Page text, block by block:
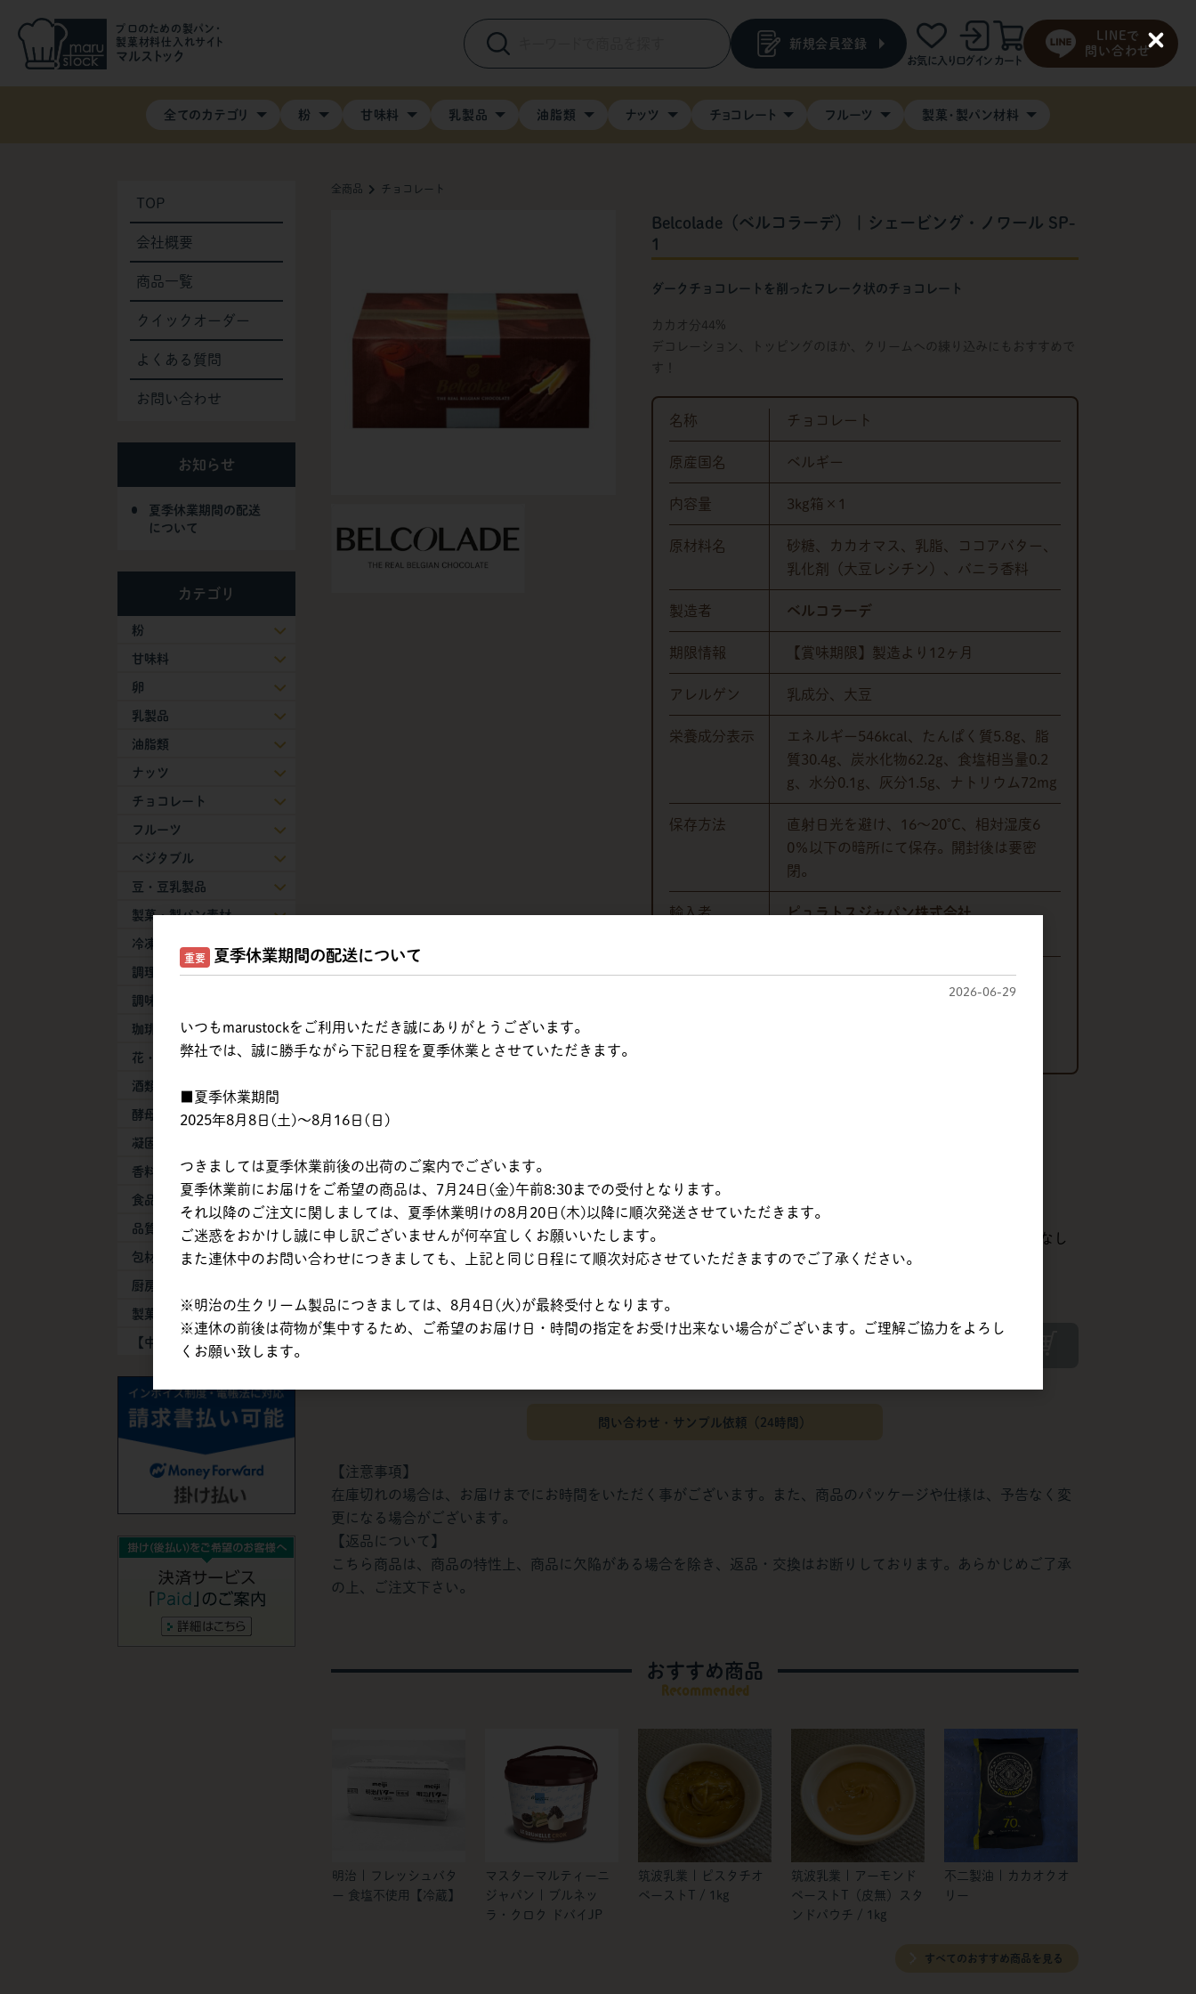
プロのための製パン・
製菓材料仕入れサイト
マルストック
新規会員登録
お気に入り ログイン カート
LINEで
問い合わせ
全てのカテゴリ 粉 甘味料 乳製品 油脂類 ナッツ チョコレート フルーツ 製菓・製パン材料
全商品 チョコレート
Belcolade（ベルコラーデ） | シェービング・ノワール SP-
1
ダークチョコレートを削ったフレーク状のチョコレート
カカオ分44%
デコレーション、トッピングのほか、クリームへの練り込みにもおすすめで
す！
名称 チョコレート
原産国名 ベルギー
内容量 3kg箱×1
原材料名
砂糖、カカオマス、乳脂、ココアバター、
乳化剤（大豆レシチン）、バニラ香料
製造者 ベルコラーデ
期限情報 【賞味期限】製造より12ヶ月
アレルゲン 乳成分、大豆
栄養成分表示
エネルギー546kcal、たんぱく質5.8g、脂
質30.4g、炭水化物62.2g、食塩相当量0.2
g、水分0.1g、灰分1.5g、ナトリウム72mg
保存方法
直射日光を避け、16～20℃、相対湿度6
0％以下の暗所にて保存。開封後は要密
閉。
輸入者
ピュラトスジャパン株式会社
販売者
【直納】ピュラトス【法人・個人とも可能】
3kg
軽減税率対象 制限なし
※税込価格は目安です。最終的な消費税額は税抜合計額から計算されるため、変動する場合があります。
問い合わせ・サンプル依頼（24時間）
【注意事項】
在庫切れの場合は、お届けまでにお時間をいただく事がございます。また、商品のパッケージや仕様は、予告なく変
更になる場合がございます。
【返品について】
こちら商品は、商品の特性上、商品に欠陥がある場合を除き、返品・交換はお断りしております。あらかじめご了承
の上、ご注文下さい。
おすすめ商品
Recommended
明治 | フレッシュバタ
ー 食塩不使用【冷蔵】
マスターマルティーニ
ジャパン | ブルネッ
ラ・クロク ドバイJP
筑波乳業 | ピスタチオ
ペーストT / 1kg
筑波乳業 | アーモンド
ペーストT（皮無）スタ
ンドパウチ / 1kg
不二製油 | カカオクオ
リー
すべてのおすすめ商品を見る
TOP
会社概要
商品一覧
クイックオーダー
よくある質問
お問い合わせ
お知らせ
夏季休業期間の配送
について
カテゴリ
粉
甘味料
卵
乳製品
油脂類
ナッツ
チョコレート
フルーツ
ベジタブル
豆・豆乳製品
製菓・製パン素材
冷凍生地・半製品
調理加工食品
調味料
珈琲・紅茶・抹茶
花・葉物
酒類
酵母・膨張剤
凝固剤
香料
食品添加物
品質保持剤
包材・容器
厨房器具・消耗品
製菓製パン機械
【中古】機械・備品
重要 夏季休業期間の配送について
2026-06-29
いつもmarustockをご利用いただき誠にありがとうございます。
弊社では、誠に勝手ながら下記日程を夏季休業とさせていただきます。
■夏季休業期間
2025年8月8日(土)～8月16日(日)
つきましては夏季休業前後の出荷のご案内でございます。
夏季休業前にお届けをご希望の商品は、7月24日(金)午前8:30までの受付となります。
それ以降のご注文に関しましては、夏季休業明けの8月20日(木)以降に順次発送させていただきます。
ご迷惑をおかけし誠に申し訳ございませんが何卒宜しくお願いいたします。
また連休中のお問い合わせにつきましても、上記と同じ日程にて順次対応させていただきますのでご了承ください。
※明治の生クリーム製品につきましては、8月4日(火)が最終受付となります。
※連休の前後は荷物が集中するため、ご希望のお届け日・時間の指定をお受け出来ない場合がございます。ご理解ご協力をよろし
くお願い致します。
C
l